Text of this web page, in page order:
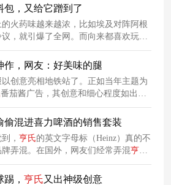
包，又给它蹭到了
火药味越来越浓，比如埃及对阵阿根
，就引爆了全网。而向来都喜欢玩借
热度，推出了“红黄牌”酱料包。
作，网友：好美味的腿
以创意亮相地铁站了。正如当年主题为
番茄酱广告，其创意和细心程度如出一
偷混进喜力啤酒的销售套装
， 亨氏的英文字母标（Heinz）真的不
弄混。在国外，网友们经常弄混亨
。于是，亨氏灵机一动，决定偷偷“伪
售套装里！
， 亨氏又出神级创意